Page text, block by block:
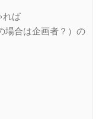
れば
場合は企画者？）の